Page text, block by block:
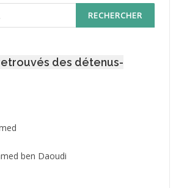
des détenus-
ben Daoudi